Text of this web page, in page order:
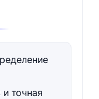
точная